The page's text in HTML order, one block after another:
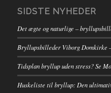
SIDSTE NYHEDER
Det ægte og naturlige –
Bryllupsbilleder Viborg Domkirke
Tidsplan bryllup uden stress? Se
Huskeliste til bryllup: Den